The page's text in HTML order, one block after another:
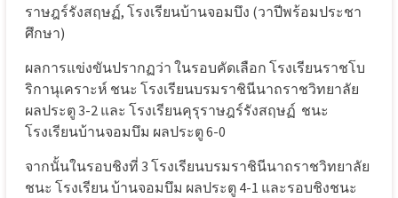
ราษฎร์รังสฤษฏ์, โรงเรียนบ้านจอมบึง (วาปีพร้อมประชา
ศึกษา)
ผลการแข่งขันปรากฏว่า ในรอบคัดเลือก โรงเรียนราชโบ
ริกานุเคราะห์ ชนะ โรงเรียนบรมราชินีนาถราชวิทยาลัย
ผลประตู 3-2 และ โรงเรียนคุรุราษฎร์รังสฤษฏ์ ชนะ
โรงเรียนบ้านจอมบึม ผลประตู 6-0
จากนั้นในรอบชิงที่ 3 โรงเรียนบรมราชินีนาถราชวิทยาลัย
ชนะ โรงเรียน บ้านจอมบึม ผลประตู 4-1 และรอบชิงชนะ